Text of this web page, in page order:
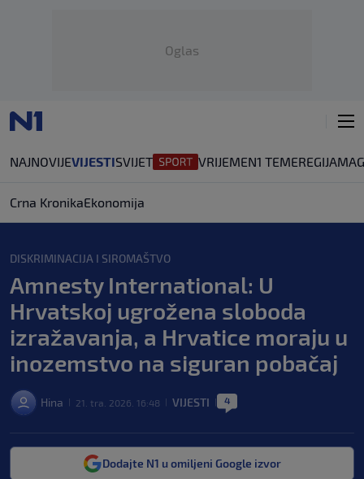
Oglas
NAJNOVIJEVIJESTISVIJET VRIJEMEN1 TEMEREGIJA
Crna KronikaEkonomija
DISKRIMINACIJA I SIROMAŠTVO
Amnesty International: U
Hrvatskoj ugrožena sloboda
izražavanja, a Hrvatice moraju u
inozemstvo na siguran pobačaj
Hina 21. tra. 2026. 16:48 VIJESTI 4
Dodajte N1 u omiljeni Google izvor